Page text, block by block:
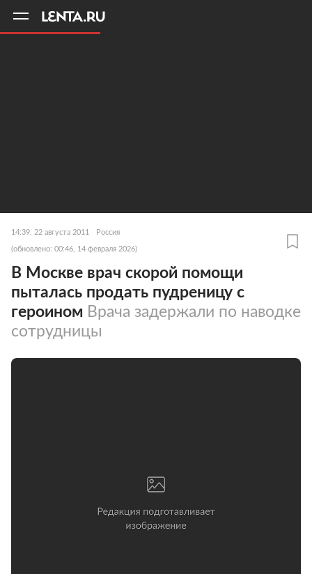
14:39, 22 августа 2011 Россия
(обновлено: 00:46, 14 февраля 2026)
В Москве врач скорой помощи
пыталась продать пудреницу с
героином Врача задержали по наводке
сотрудницы